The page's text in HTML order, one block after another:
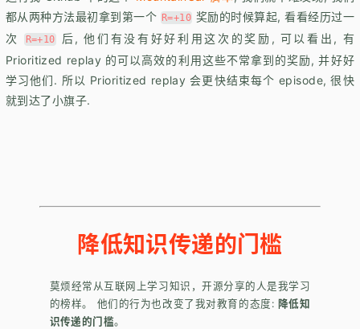
都从两种方法最初拿到第一个 R=+10 奖励的时候算起, 看看经历过一
次
R=+10
后, 他们有没有好好利用这次的奖励, 可以看出, 有
Prioritized replay 的可以高效的利用这些不常拿到的奖励, 并好好
学习他们. 所以 Prioritized replay 会更快结束每个 episode, 很快
就到达了小旗子.
降低知识传递的门槛
莫烦经常从互联网上学习知识，开源分享的人是我学习
的榜样。 他们的行为也改变了我对教育的态度: 降低知
识传递的门槛。